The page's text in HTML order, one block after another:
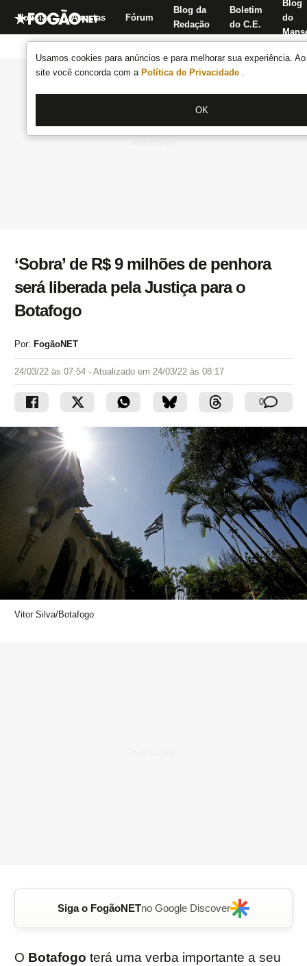
Usamos cookies para anúncios e para melhorar sua experiência.
site você concorda com a Política de Privacidade .
OK
Notícias Apostas Fórum
Blog da
Redação
Boletim
do C.E.
Blog
do
‘Sobra’ de R$ 9 milhões de penhora
será liberada pela Justiça para o
Botafogo
Por: FogãoNET
24/03/22 às 07:54 - Atualizado em 24/03/22 às 08:17
0
Vitor Silva/Botafogo
Siga o FogãoNETno Google Discover
O Botafogo terá uma verba importante a seu